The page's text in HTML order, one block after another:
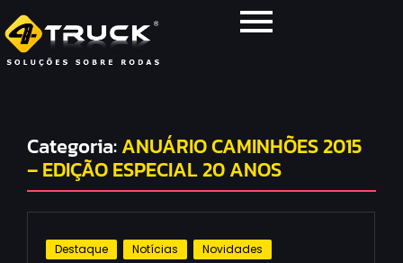
Categoria:ANUÁRIO CAMINHÕES 2015
– EDIÇÃO ESPECIAL 20 ANOS
Destaque Notícias Novidades